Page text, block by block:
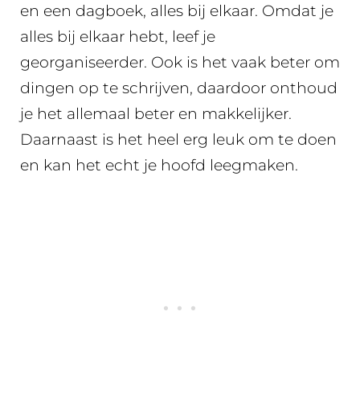
en een dagboek, alles bij elkaar. Omdat je
alles bij elkaar hebt, leef je
georganiseerder. Ook is het vaak beter om
dingen op te schrijven, daardoor onthoud
je het allemaal beter en makkelijker.
Daarnaast is het heel erg leuk om te doen
en kan het echt je hoofd leegmaken.